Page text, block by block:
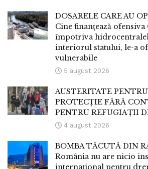
DOSARELE CARE AU
Cine finanțează
împotriva
interiorul statului, le-a
vulnerabile
5 august 2026
AUSTERITATE
PROTECȚIE FĂRĂ
PENTRU REFUGIAȚII
4 august 2026
BOMBA TĂCUTĂ DIN
România nu are nicio
internațional pentru